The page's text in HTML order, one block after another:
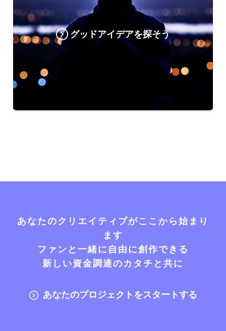
グッドアイデアを探そう
あなたのクリエイティブがここから始まり
ます
ファンと一緒に自由に創作できる
新しい資金調達のカタチと共に
あなたのプロジェクトをスタートする